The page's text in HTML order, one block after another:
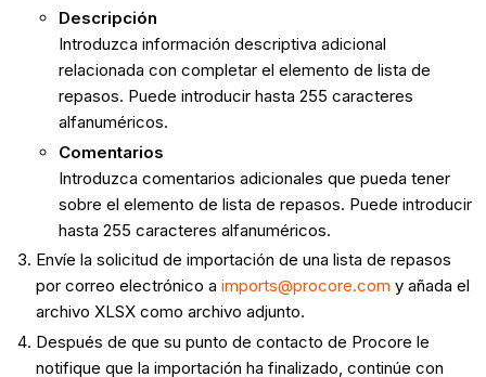
Descripción
Introduzca información descriptiva adicional
relacionada con completar el elemento de lista de
repasos. Puede introducir hasta 255 caracteres
alfanuméricos.
Comentarios
Introduzca comentarios adicionales que pueda tener
sobre el elemento de lista de repasos. Puede introducir
hasta 255 caracteres alfanuméricos.
Envíe la solicitud de importación de una lista de repasos
por correo electrónico a imports@procore.com y añada el
archivo XLSX como archivo adjunto.
Después de que su punto de contacto de Procore le
notifique que la importación ha finalizado, continúe con